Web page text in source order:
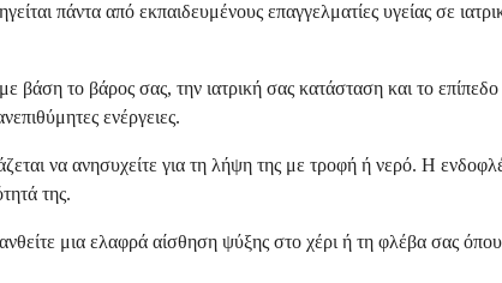
πάντα από εκπαιδευμένους επαγγελματίες υγείας σε
βάση το βάρος σας, την ιατρική σας κατάσταση και το
ενέργειες.
να ανησυχείτε για τη λήψη της με τροφή ή νερό. Η
της.
μια ελαφρά αίσθηση ψύξης στο χέρι ή τη φλέβα σας